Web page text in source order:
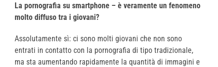
La pornografia su smartphone – è veramente un fenomeno
molto diffuso tra i giovani?
Assolutamente sì: ci sono molti giovani che non sono
entrati in contatto con la pornografia di tipo tradizionale,
ma sta aumentando rapidamente la quantità di immagini e